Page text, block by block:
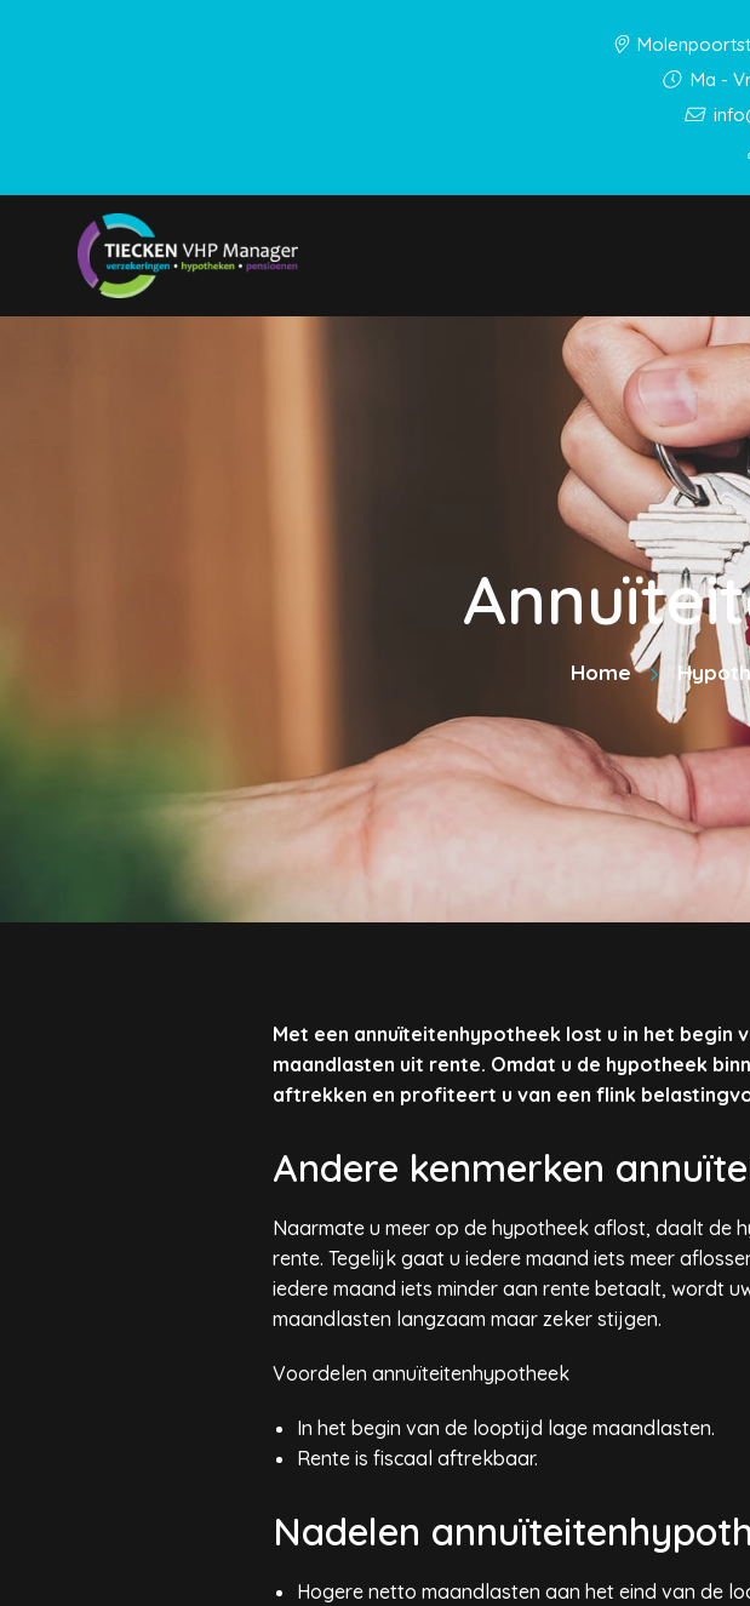
Ma -
Home
Met een annuïteitenhypotheek lost u in het
maandlasten uit rente. Omdat u de hypotheek
aftrekken en profiteert u van een flink
Andere kenmerken
Naarmate u meer op de hypotheek aflost, daalt de
rente. Tegelijk gaat u iedere maand iets meer
iedere maand iets minder aan rente betaalt, wordt
maandlasten langzaam maar zeker stijgen.
Voordelen annuïteitenhypotheek
In het begin van de looptijd lage maandlasten.
Rente is fiscaal aftrekbaar.
Nadelen
Hogere netto maandlasten aan het eind van de